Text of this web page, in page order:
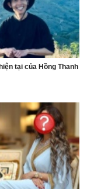
tại của Hồng Thanh